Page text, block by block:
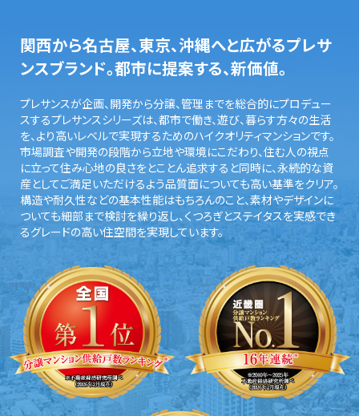
関西から名古屋、東京、沖縄へと広がるプレサ
ンスブランド。都市に提案する、新価値。
プレサンスが企画、開発から分譲、管理までを総合的にプロデュー
スするプレサンスシリーズは、都市で働き、遊び、暮らす方々の生活
を、より高いレベルで実現するためのハイクオリティマンションです。
市場調査や開発の段階から立地や環境にこだわり、住む人の視点
に立って住み心地の良さをとことん追求すると同時に、永続的な資
産としてご満足いただけるよう品質面についても高い基準をクリア。
構造や耐久性などの基本性能はもちろんのこと、素材やデザインに
ついても細部まで検討を繰り返し、くつろぎとステイタスを実感でき
るグレードの高い住空間を実現しています。